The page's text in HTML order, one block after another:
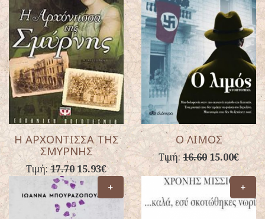
Η ΑΡΧΟΝΤΙΣΣΑ ΤΗΣ
ΣΜΥΡΝΗΣ
Τιμή:17.7015.93€
Ο ΛΙΜΟΣ
Τιμή:16.6015.00€
+ +